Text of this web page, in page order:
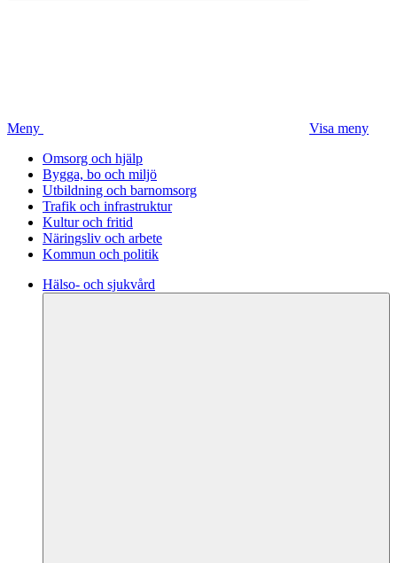
Meny
Visa meny
Omsorg och hjälp
Bygga, bo och miljö
Utbildning och barnomsorg
Trafik och infrastruktur
Kultur och fritid
Näringsliv och arbete
Kommun och politik
Hälso- och sjukvård